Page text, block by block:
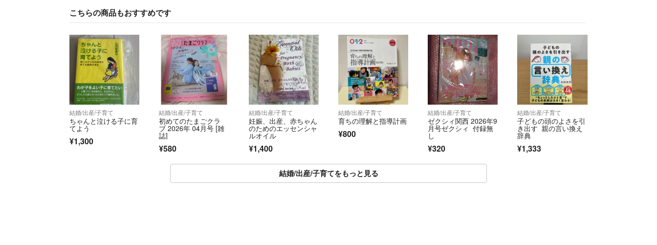
こちらの商品もおすすめです
結婚/出産/子育て
ちゃんと泣ける子に育
てよう
¥1,300
結婚/出産/子育て
初めてのたまごクラ
ブ 2026年 04月号 [雑
誌]
¥580
結婚/出産/子育て
妊娠、出産、赤ちゃん
のためのエッセンシャ
ルオイル
¥1,400
結婚/出産/子育て
育ちの理解と指導計画
¥800
結婚/出産/子育て
ゼクシィ関西 2026年9
月号ゼクシィ 付録無
し
¥320
結婚/出産/子育て
子どもの頭のよさを引
き出す 親の言い換え
辞典
¥1,333
結婚/出産/子育てをもっと見る